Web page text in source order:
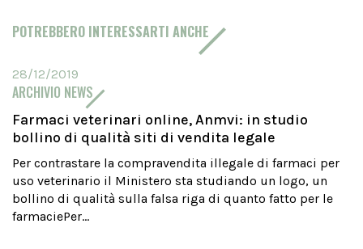
POTREBBERO INTERESSARTI ANCHE
28/12/2019
ARCHIVIO NEWS
Farmaci veterinari online, Anmvi: in studio
bollino di qualità siti di vendita legale
Per contrastare la compravendita illegale di farmaci per
uso veterinario il Ministero sta studiando un logo, un
bollino di qualità sulla falsa riga di quanto fatto per le
farmaciePer...